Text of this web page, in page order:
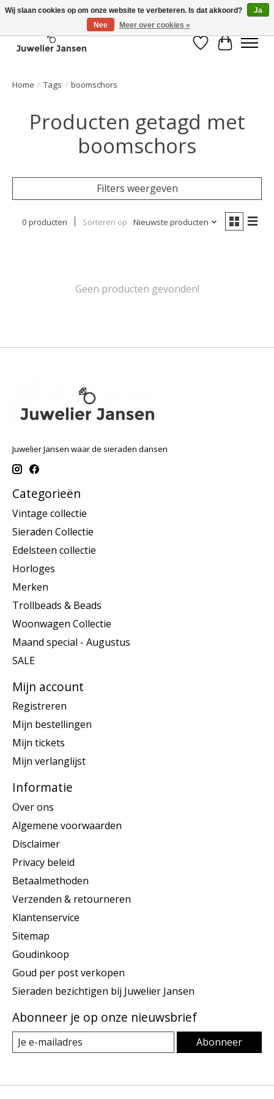
Verlanglijst
Home / Tags / boomschors
Producten getagd met
boomschors
Filters weergeven
0 producten Sorteren op Nieuwste producten
Geen producten gevonden!
Juwelier Jansen waar de sieraden dansen
Categorieën
Vintage collectie
Sieraden Collectie
Edelsteen collectie
Horloges
Merken
Trollbeads & Beads
Woonwagen Collectie
Maand special - Augustus
SALE
Mijn account
Registreren
Mijn bestellingen
Mijn tickets
Mijn verlanglijst
Informatie
Over ons
Algemene voorwaarden
Disclaimer
Privacy beleid
Betaalmethoden
Verzenden & retourneren
Klantenservice
Sitemap
Goudinkoop
Goud per post verkopen
Sieraden bezichtigen bij Juwelier Jansen
Abonneer je op onze nieuwsbrief
Abonneer
Wij slaan cookies op om onze website te verbeteren. Is dat akkoord?
Ja
Nee
Meer over cookies »